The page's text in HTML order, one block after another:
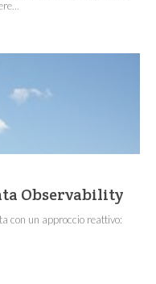
Observability
con un approccio reattivo: